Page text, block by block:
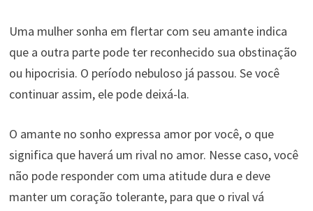
Uma mulher sonha em flertar com seu amante indica
que a outra parte pode ter reconhecido sua obstinação
ou hipocrisia. O período nebuloso já passou. Se você
continuar assim, ele pode deixá-la.
O amante no sonho expressa amor por você, o que
significa que haverá um rival no amor. Nesse caso, você
não pode responder com uma atitude dura e deve
manter um coração tolerante, para que o rival vá